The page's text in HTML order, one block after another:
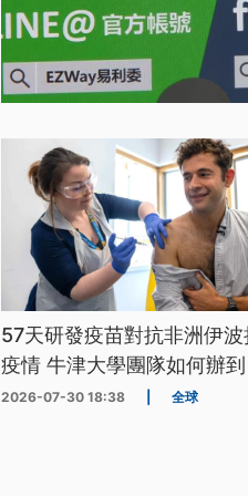
57天研發疫苗對抗非洲伊
疫情 牛津大學團隊如何辦
2026-07-30 18:38 全球